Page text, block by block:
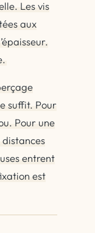
Les vis
aux
suffit. Pour
Pour une
entrent
est